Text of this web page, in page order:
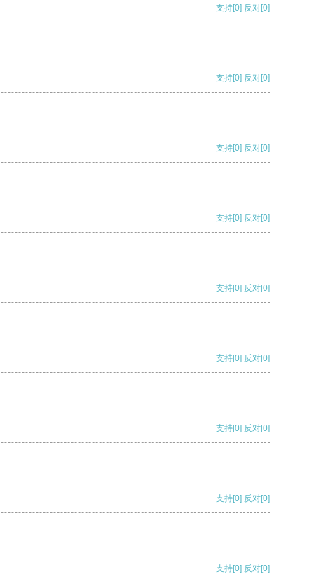
支持[0] 反对[0]
支持[0] 反对[0]
支持[0] 反对[0]
支持[0] 反对[0]
支持[0] 反对[0]
支持[0] 反对[0]
支持[0] 反对[0]
支持[0] 反对[0]
支持[0] 反对[0]